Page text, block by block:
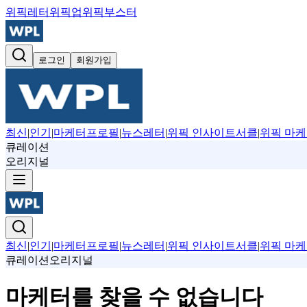
위픽레터 위픽업위픽부스터
로그인 회원가입
최신|인기 |마케터프로필|뉴스레터 |위픽 인사이트서클|위픽 마케
큐레이션
오리지널
최신|인기 |마케터프로필|뉴스레터 |위픽 인사이트서클|위픽 마케
큐레이션 오리지널
마케터를 찾을 수 없습니다